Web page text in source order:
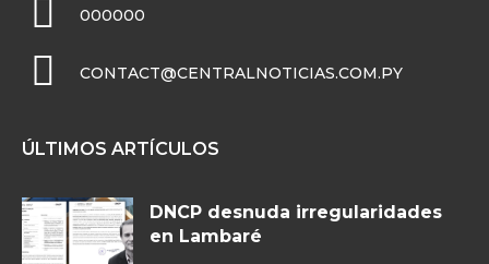
000000
CONTACT@CENTRALNOTICIAS.COM.PY
ÚLTIMOS ARTÍCULOS
DNCP desnuda irregularidades
en Lambaré